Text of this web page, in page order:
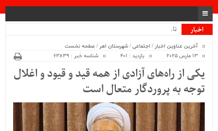
اخبار
تاکید_
آخرین عناوین اخبار / اجتماعی/شهرستان اهر /صفحه نخست
13 مارس 2025
بازدید : 401 شناسه خبر : 63839
یکی از راه‌های آزادی از همه قید و قیود و اغلال
توجه به پروردگار متعال است ‍